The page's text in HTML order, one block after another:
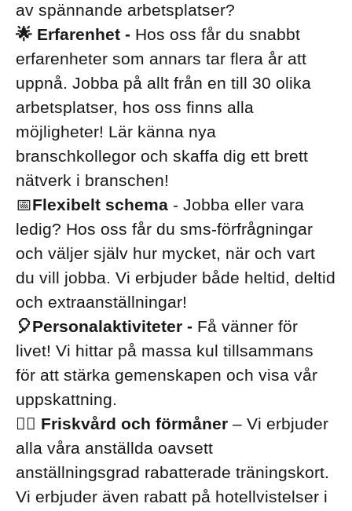
av spännande arbetsplatser?
🌟 Erfarenhet - Hos oss får du snabbt
erfarenheter som annars tar flera år att
uppnå. Jobba på allt från en till 30 olika
arbetsplatser, hos oss finns alla
möjligheter! Lär känna nya
branschkollegor och skaffa dig ett brett
nätverk i branschen!
📅Flexibelt schema - Jobba eller vara
ledig? Hos oss får du sms-förfrågningar
och väljer själv hur mycket, när och vart
du vill jobba. Vi erbjuder både heltid, deltid
och extraanställningar!
🎈Personalaktiviteter - Få vänner för
livet! Vi hittar på massa kul tillsammans
för att stärka gemenskapen och visa vår
uppskattning.
🏋️‍♀️ Friskvård och förmåner – Vi erbjuder
alla våra anställda oavsett
anställningsgrad rabatterade träningskort.
Vi erbjuder även rabatt på hotellvistelser i